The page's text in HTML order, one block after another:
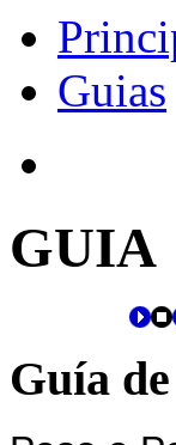
Guias
GUIA
Guía